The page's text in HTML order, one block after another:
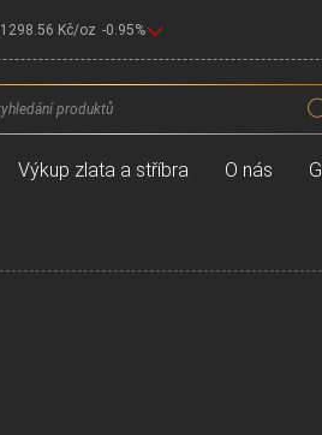
1298.56 Kč/oz -0.95%
Výkup zlata a stříbra O nás